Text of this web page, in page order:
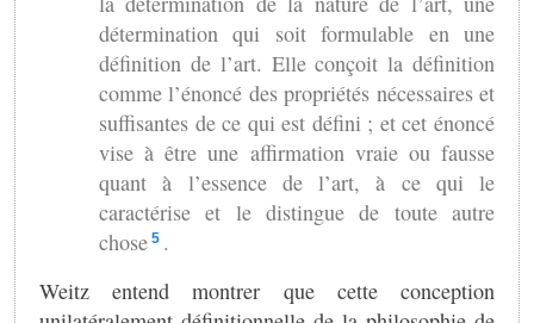
détermination qui soit formulable en une
définition de l’art. Elle conçoit la définition
comme l’énoncé des propriétés nécessaires et
suffisantes de ce qui est défini ; et cet énoncé
vise à être une affirmation vraie ou fausse
quant à l’essence de l’art, à ce qui le
caractérise et le distingue de toute autre
chose 5 .
Weitz entend montrer que cette conception